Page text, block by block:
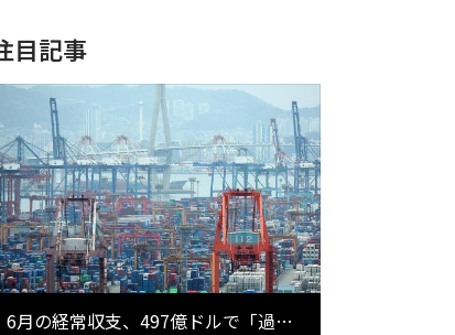
目記事
6月の経常収支、497億ドルで「過去